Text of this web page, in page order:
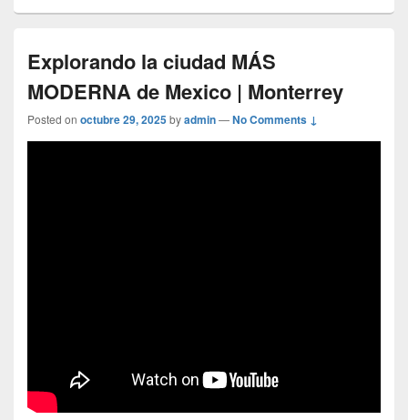
Explorando la ciudad MÁS
MODERNA de Mexico | Monterrey
Posted on octubre 29, 2025byadmin—No Comments ↓